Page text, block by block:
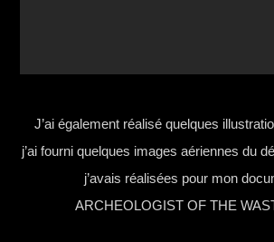
J’ai également réalisé quelques
j’ai fourni quelques images aériennes du
j’avais réalisées pour mon
ARCHEOLOGIST OF THE